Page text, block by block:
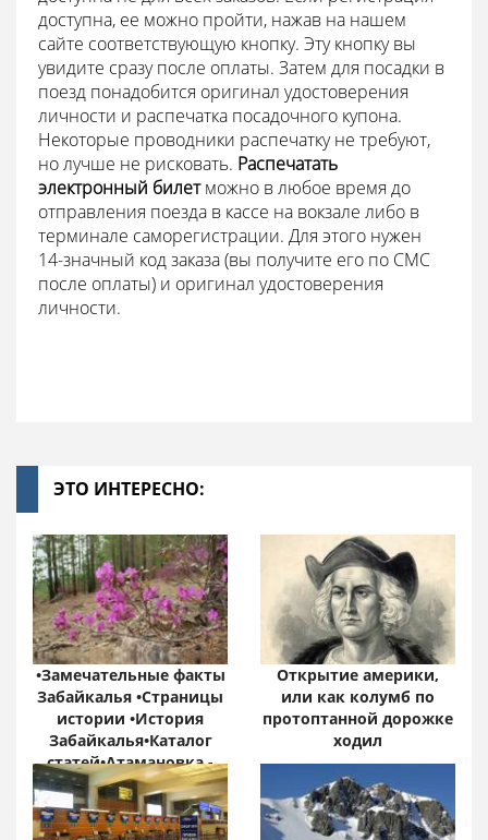
доступна, ее можно пройти, нажав на нашем
сайте соответствующую кнопку. Эту кнопку вы
увидите сразу после оплаты. Затем для посадки в
поезд понадобится оригинал удостоверения
личности и распечатка посадочного купона.
Некоторые проводники распечатку не требуют,
но лучше не рисковать. Распечатать
электронный билетможно в любое время до
отправления поезда в кассе на вокзале либо в
терминале саморегистрации. Для этого нужен
14-значный код заказа (вы получите его по СМС
после оплаты) и оригинал удостоверения
личности.
ЭТО ИНТЕРЕСНО:
•Замечательные факты
Забайкалья •Страницы
истории •История
Забайкалья•Каталог
статей•Атамановка -
Онлайн•
Забайкальский край:
цифры и факты
Открытие америки,
или как колумб по
протоптанной дорожке
ходил